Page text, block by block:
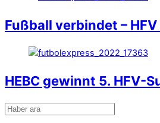
Fußball verbindet –
HEBC gewinnt 5. HFV-